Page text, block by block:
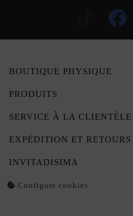
BOUTIQUE PHYSIQUE
PRODUITS
SERVICE À LA CLIENTÈLE
EXPÉDITION ET RETOURS
INVITADISIMA
Configure cookies